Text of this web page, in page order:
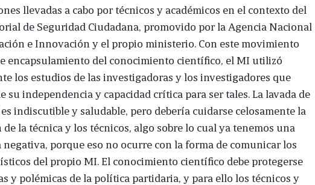
llevadas a cabo por técnicos y académicos en el contexto del
de Seguridad Ciudadana, promovido por la Agencia Nacional
e Innovación y el propio ministerio. Con este movimiento
encapsulamiento del conocimiento científico, el MI utilizó
los estudios de las investigadoras y los investigadores que
su independencia y capacidad crítica para ser tales. La lavada de
indiscutible y saludable, pero debería cuidarse celosamente la
la técnica y los técnicos, algo sobre lo cual ya tenemos una
negativa, porque eso no ocurre con la forma de comunicar los
del propio MI. El conocimiento científico debe protegerse
y polémicas de la política partidaria, y para ello los técnicos y